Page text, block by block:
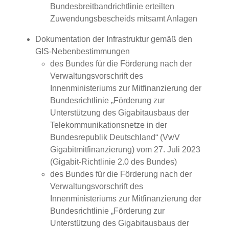
Bundesbreitbandrichtlinie erteilten
Zuwendungsbescheids mitsamt Anlagen
Dokumentation der Infrastruktur gemäß den
GIS-Nebenbestimmungen
des Bundes für die Förderung nach der
Verwaltungsvorschrift des
Innenministeriums zur Mitfinanzierung der
Bundesrichtlinie „Förderung zur
Unterstützung des Gigabitausbaus der
Telekommunikationsnetze in der
Bundesrepublik Deutschland“ (VwV
Gigabitmitfinanzierung) vom 27. Juli 2023
(Gigabit-Richtlinie 2.0 des Bundes)
des Bundes für die Förderung nach der
Verwaltungsvorschrift des
Innenministeriums zur Mitfinanzierung der
Bundesrichtlinie „Förderung zur
Unterstützung des Gigabitausbaus der